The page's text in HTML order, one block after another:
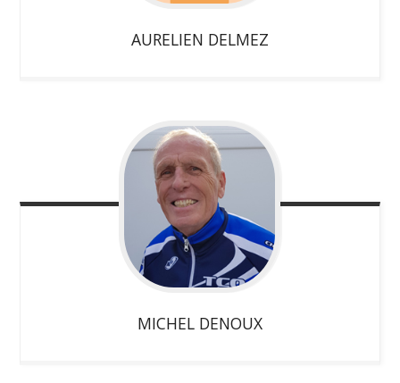
AURELIEN DELMEZ
MICHEL DENOUX